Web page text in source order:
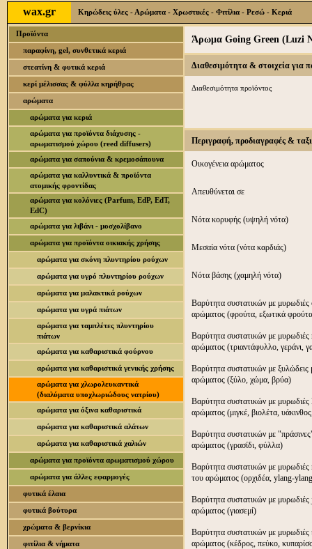
wax.gr Κηρώδεις ύλες - Αρώματα - Χρωστικές - Φιτίλια - Ρεσώ - Κεριά
Προϊόντα
παραφίνη, gel, συνθετικά κεριά
στεατίνη & φυτικά κεριά
κερί μέλισσας & φύλλα κηρήθρας
αρώματα
αρώματα για κεριά
αρώματα για προϊόντα διάχυσης -
αρωματισμού χώρου (reed diffusers)
αρώματα για σαπούνια & κρεμοσάπουνα
αρώματα για καλλυντικά & προϊόντα
ατομικής φροντίδας
αρώματα για κολόνιες (Parfum, EdP, EdT,
EdC)
αρώματα για λιβάνι - μοσχολίβανο
αρώματα για προϊόντα οικιακής χρήσης
αρώματα για σκόνη πλυντηρίου ρούχων
αρώματα για υγρό πλυντηρίου ρούχων
αρώματα για μαλακτικά ρούχων
αρώματα για υγρά πιάτων
αρώματα για ταμπλέτες πλυντηρίου
πιάτων
αρώματα για καθαριστικά φούρνου
αρώματα για καθαριστικά γενικής χρήσης
αρώματα για χλωρολευκαντικά
(διαλύματα υποχλωριώδους νατρίου)
αρώματα για όξινα καθαριστικά
αρώματα για καθαριστικά αλάτων
αρώματα για καθαριστικά χαλιών
αρώματα για προϊόντα αρωματισμού χώρου
αρώματα για άλλες εφαρμογές
φυτικά έλαια
φυτικά βούτυρα
χρώματα & βερνίκια
φιτίλια & νήματα
Άρωμα Going Green (Luzi
Διαθεσιμότητα & στοιχεία για
Διαθεσιμότητα προϊόντος
Περιγραφή, προδιαγραφές &
Οικογένεια αρώματος
Απευθύνεται σε
Νότα κορυφής (υψηλή νότα)
Μεσαία νότα (νότα καρδιάς)
Νότα βάσης (χαμηλή νότα)
Βαρύτητα συστατικών με
αρώματος (φρούτα, εξωτικά
Βαρύτητα συστατικών με
αρώματος (τριαντάφυλλο, γεράνι,
Βαρύτητα συστατικών με
αρώματος (ξύλο, χώμα, βρύα)
Βαρύτητα συστατικών με
αρώματος (μιγκέ, βιολέτα,
Βαρύτητα συστατικών με
αρώματος (γρασίδι, φύλλα)
Βαρύτητα συστατικών με
του αρώματος (ορχιδέα, ylang-
Βαρύτητα συστατικών με
αρώματος (γιασεμί)
Βαρύτητα συστατικών με
αρώματος (κέδρος, πεύκο,